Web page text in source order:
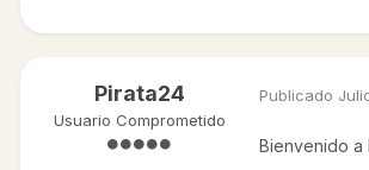
Pirata24
Usuario Comprometido
Publicado
Bienvenido a